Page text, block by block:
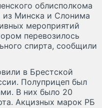
облисполкома
Минска и Слонима
мероприятий
перевозилось
спирта, сообщили
в Брестской
Полуприцеп был
В них было 20
Акцизных марок РБ